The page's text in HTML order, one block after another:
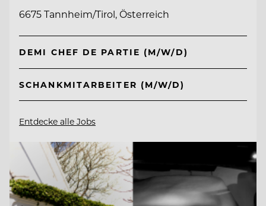
6675 Tannheim/Tirol, Österreich
DEMI CHEF DE PARTIE (M/W/D)
SCHANKMITARBEITER (M/W/D)
Entdecke alle Jobs